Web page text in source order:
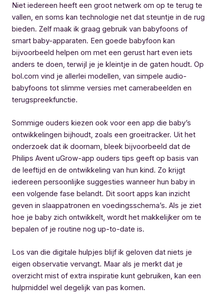
Niet iedereen heeft een groot netwerk om op te terug te
vallen, en soms kan technologie net dat steuntje in de rug
bieden. Zelf maak ik graag gebruik van babyfoons of
smart baby-apparaten. Een goede babyfoon kan
bijvoorbeeld helpen om met een gerust hart even iets
anders te doen, terwijl je je kleintje in de gaten houdt. Op
bol.com vind je allerlei modellen, van simpele audio-
babyfoons tot slimme versies met camerabeelden en
terugspreekfunctie.
Sommige ouders kiezen ook voor een app die baby’s
ontwikkelingen bijhoudt, zoals een groeitracker. Uit het
onderzoek dat ik doornam, bleek bijvoorbeeld dat de
Philips Avent uGrow-app ouders tips geeft op basis van
de leeftijd en de ontwikkeling van hun kind. Zo krijgt
iedereen persoonlijke suggesties wanneer hun baby in
een volgende fase belandt. Dit soort apps kan inzicht
geven in slaappatronen en voedingsschema’s. Als je ziet
hoe je baby zich ontwikkelt, wordt het makkelijker om te
bepalen of je routine nog up-to-date is.
Los van die digitale hulpjes blijf ik geloven dat niets je
eigen observatie vervangt. Maar als je merkt dat je
overzicht mist of extra inspiratie kunt gebruiken, kan een
hulpmiddel wel degelijk van pas komen.